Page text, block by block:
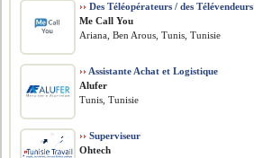
›› Des Téléopérateurs / des Télévendeurs
Me Call You
Ariana, Ben Arous, Tunis, Tunisie
›› Assistante Achat et Logistique
Alufer
Tunis, Tunisie
›› Superviseur
Ohtech